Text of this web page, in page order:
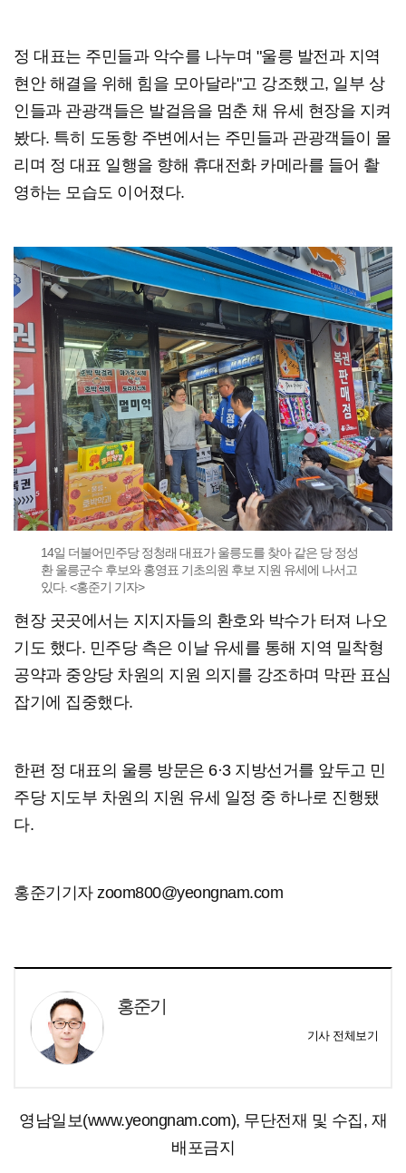
정 대표는 주민들과 악수를 나누며 "울릉 발전과 지역
현안 해결을 위해 힘을 모아달라"고 강조했고, 일부 상
인들과 관광객들은 발걸음을 멈춘 채 유세 현장을 지켜
봤다. 특히 도동항 주변에서는 주민들과 관광객들이 몰
리며 정 대표 일행을 향해 휴대전화 카메라를 들어 촬
영하는 모습도 이어졌다.
14일 더불어민주당 정청래 대표가 울릉도를 찾아 같은 당 정성
환 울릉군수 후보와 홍영표 기초의원 후보 지원 유세에 나서고
있다. <홍준기 기자>
현장 곳곳에서는 지지자들의 환호와 박수가 터져 나오
기도 했다. 민주당 측은 이날 유세를 통해 지역 밀착형
공약과 중앙당 차원의 지원 의지를 강조하며 막판 표심
잡기에 집중했다.
한편 정 대표의 울릉 방문은 6·3 지방선거를 앞두고 민
주당 지도부 차원의 지원 유세 일정 중 하나로 진행됐
다.
홍준기기자 zoom800@yeongnam.com
홍준기
기사 전체보기
영남일보(www.yeongnam.com), 무단전재 및 수집, 재
배포금지